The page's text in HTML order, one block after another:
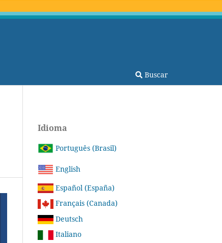
Buscar
Idioma
Português (Brasil)
English
Español (España)
Français (Canada)
Deutsch
Italiano